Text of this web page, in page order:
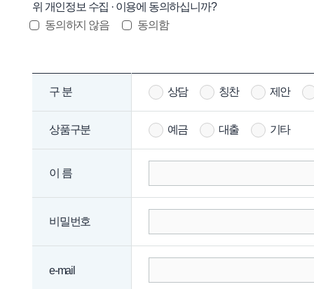
수집하는 개인정보 항목
이름, 연락처, 이메일, 민원내용
개인정보의 수집 및 이용목적
금융소비자보호를 위한 신속하고 공정한 민원의 해결(민
고객님의 개인정보는 민원사무 처리만을 위해 보유 · 이
법령상 의무이행 및 당행의 금융소비자보호 업무 수행만
- 보유 및 이용기간:3년
- 보존 근거
고객님은 [개인정보 및 고유식별정보의 수집 및 이용 동의
위 개인정보 수집 · 이용에 동의하십니까?
동의하지 않음
동의함
구 분 상담 칭찬 제안
상품구분 예금 대출 기타
이 름
비밀번호
e-mail